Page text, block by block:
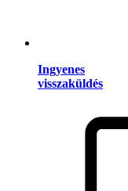
Ingyenes
visszaküldés